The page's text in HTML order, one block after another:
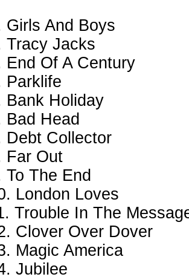
Girls And Boys
Tracy Jacks
End Of A Century
Parklife
Bank Holiday
Bad Head
Debt Collector
Far Out
To The End
London Loves
Trouble In The
Clover Over Dover
Magic America
Jubilee